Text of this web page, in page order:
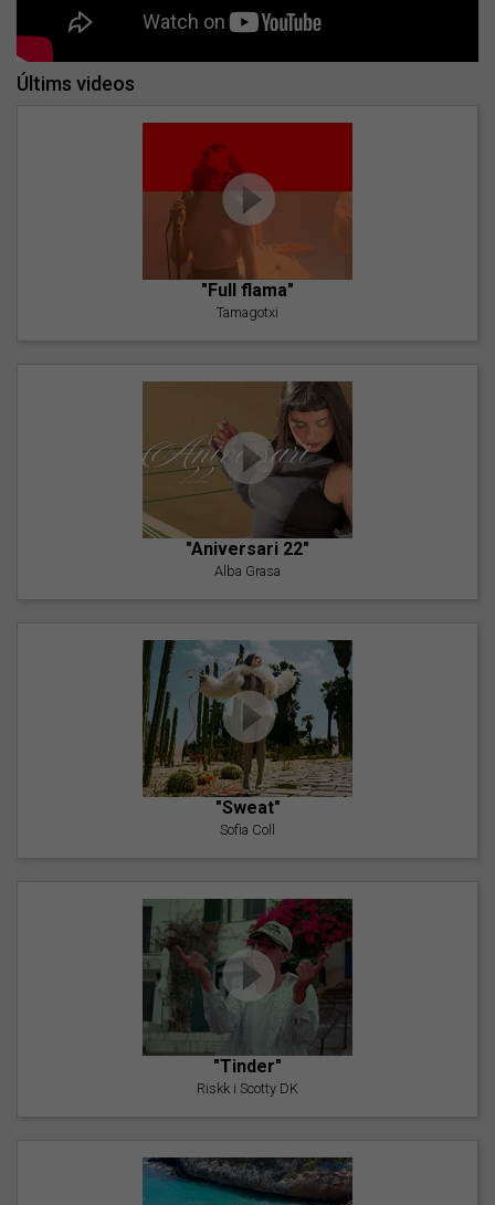
Últims videos
"Full flama"
Tamagotxi
"Aniversari 22"
Alba Grasa
"Sweat"
Sofia Coll
"Tinder"
Riskk i Scotty DK